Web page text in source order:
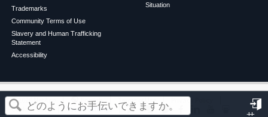
この記事は役に立ちましたか？
Trademarks
Community Terms of Use
Slavery and Human Trafficking
Statement
Accessibility
Situation
©2026NetApp English Terms of Use
Privacy Policy
Cookie Policy
Cookie Settings